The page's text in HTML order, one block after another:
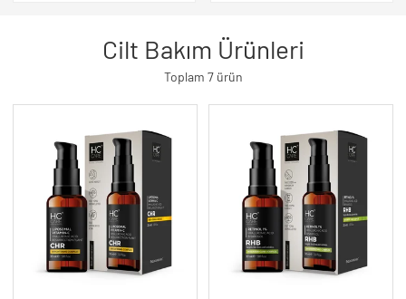
Cilt Bakım Ürünleri
Toplam 7 ürün